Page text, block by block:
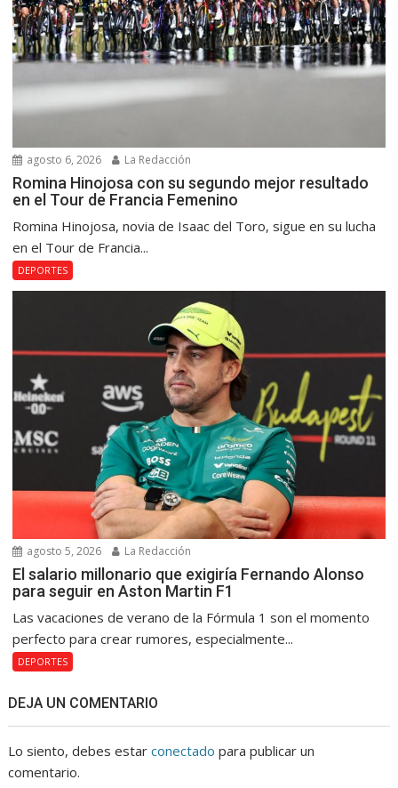
agosto 6, 2026 La Redacción
Romina Hinojosa con su segundo mejor resultado
en el Tour de Francia Femenino
Romina Hinojosa, novia de Isaac del Toro, sigue en su lucha
en el Tour de Francia...
DEPORTES
agosto 5, 2026 La Redacción
El salario millonario que exigiría Fernando Alonso
para seguir en Aston Martin F1
Las vacaciones de verano de la Fórmula 1 son el momento
perfecto para crear rumores, especialmente...
DEPORTES
DEJA UN COMENTARIO
Lo siento, debes estarconectado para publicar un
comentario.